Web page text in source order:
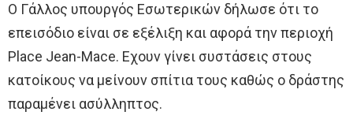
Ο Γάλλος υπουργός Εσωτερικών δήλωσε ότι το
επεισόδιο είναι σε εξέλιξη και αφορά την περιοχή
Place Jean-Mace. Εχουν γίνει συστάσεις στους
κατοίκους να μείνουν σπίτια τους καθώς ο δράστης
παραμένει ασύλληπτος.